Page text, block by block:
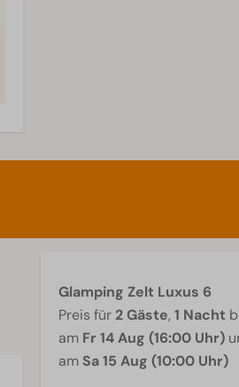
Glamping Zelt Luxus 6
Preis für 2 Gäste,1 Nacht
am Fr 14 Aug (16:00 Uhr)
am Sa 15 Aug (10:00 Uhr)